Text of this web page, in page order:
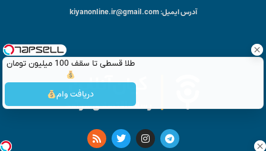
طلا قسطی تا سقف 100 میلیون تومان
دریافت وام
آدرس ایمیل: kiyanonline.ir@gmail.com